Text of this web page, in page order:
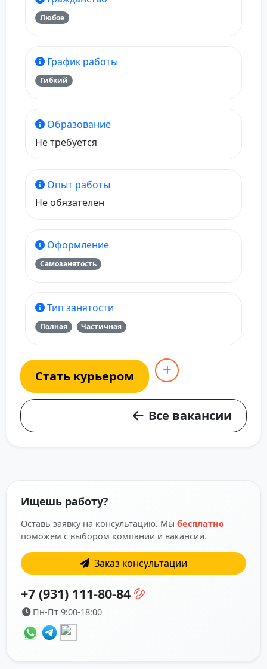
Любое
График работы
Гибкий
Образование
Не требуется
Опыт работы
Не обязателен
Оформление
Самозанятость
Тип занятости
Полная Частичная
Стать курьером
Все вакансии
Ищешь работу?
Оставь заявку на консультацию. Мы бесплатно
поможем с выбором компании и вакансии.
Заказ консультации
+7 (931) 111-80-84
Пн-Пт 9:00-18:00